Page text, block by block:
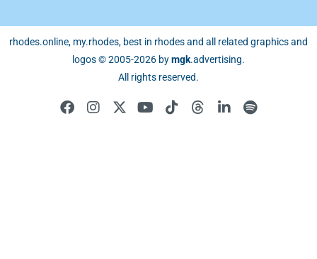
rhodes.online, my.rhodes, best in rhodes and all related graphics and
logos © 2005-2026 bymgk.advertising.
All rights reserved.